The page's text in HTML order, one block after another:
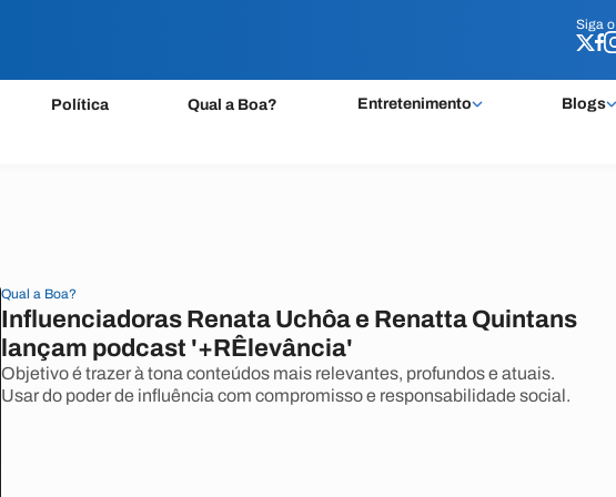
Siga o
Política Qual a Boa? Entretenimento Blogs
Siga o
Qual a Boa?
Influenciadoras Renata Uchôa e Renatta Quintans
lançam podcast '+RÊlevância'
Objetivo é trazer à tona conteúdos mais relevantes, profundos e atuais.
Usar do poder de influência com compromisso e responsabilidade social.